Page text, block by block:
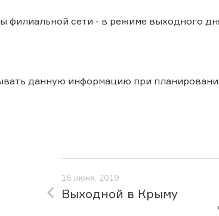
филиальной сети - в режиме выходного
данную информацию при
16 июня, 2019
Выходной в Крыму